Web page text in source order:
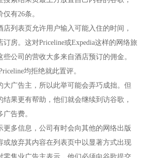
有26条。
列表页允许用户输入可能入住的时间，
房。这对Priceline或Expedia这样的网络旅
公司的营收大多来自酒店预订的佣金。
均拒绝就此置评。
大广告主，所以此举可能会弄巧成拙。但
果更有帮助，他们就会继续到访谷歌，
告费。
更多信息，公司有时会向其他的网络出版
或放弃其内容在列表页中以显著方式出现